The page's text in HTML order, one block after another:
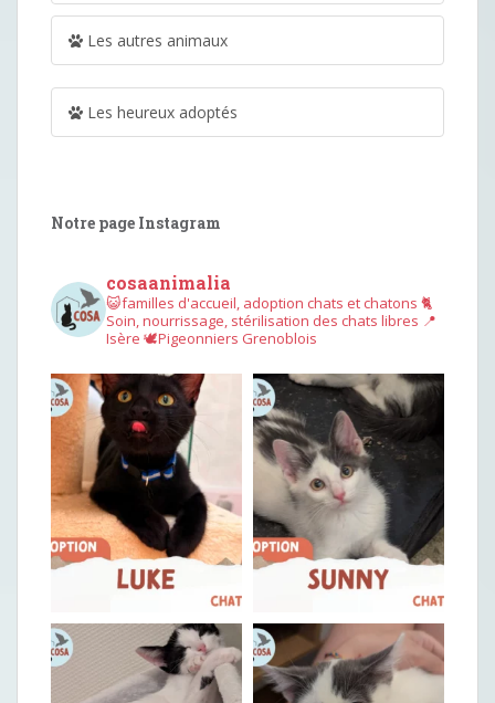
Les autres animaux
Les heureux adoptés
Notre page Instagram
cosaanimalia
😺familles d'accueil, adoption chats et chatons 🐈
Soin, nourrissage, stérilisation des chats libres 📍
Isère 🕊︎Pigeonniers Grenoblois